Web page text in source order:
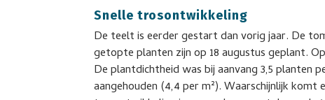
Snelle trosontwikkeling
De teelt is eerder gestart dan vorig jaar. De
getopte planten zijn op 18 augustus geplant.
De plantdichtheid was bij aanvang 3,5 planten
aangehouden (4,4 per m²). Waarschijnlijk